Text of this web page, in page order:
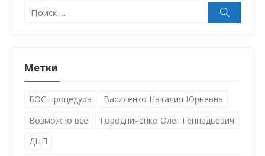
Поиск:
Метки
БОС-процедура
Василенко Наталия Юрьевна
Возможно всё
Городниченко Олег Геннадьевич
ДЦП